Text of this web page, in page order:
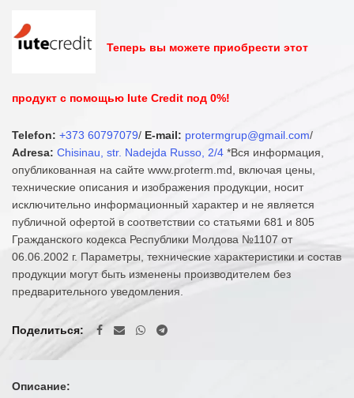
Теперь вы можете приобрести этот
продукт с помощью Iute Credit под 0%!
Telefon: +373 60797079/ E-mail: protermgrup@gmail.com/
Adresa: Chisinau, str. Nadejda Russo, 2/4 *Вся информация,
опубликованная на сайте www.proterm.md, включая цены,
технические описания и изображения продукции, носит
исключительно информационный характер и не является
публичной офертой в соответствии со статьями 681 и 805
Гражданского кодекса Республики Молдова №1107 от
06.06.2002 г. Параметры, технические характеристики и состав
продукции могут быть изменены производителем без
предварительного уведомления.
Поделиться
Описание: